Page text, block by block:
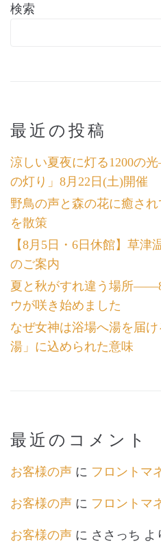
検索
最近の投稿
涼しい夏夜に灯る1200の
の灯り」8月22日(土)開催
野鳥の声と森の花に癒さ
を散策
【8月5日・6日休館】草津
のご案内
夏と秋がすれ違う場所
ウが咲き始めました
なぜ女神は浴場へ湯を届
湯」に込められた意味
最近のコメント
お客様の声 に フロントマ
お客様の声 に フロントマ
お客様の声 に ささっち よ